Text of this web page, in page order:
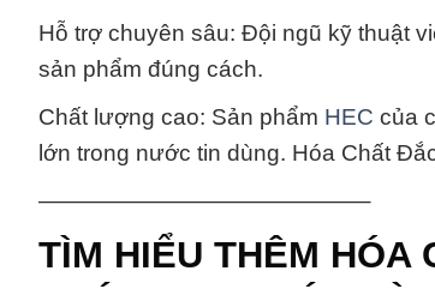
Hỗ trợ chuyên sâu: Đội ngũ kỹ thuật
sản phẩm đúng cách.
Chất lượng cao: Sản phẩm HEC của
lớn trong nước tin dùng. Hóa Chất
——————————————–
TÌM HIỂU THÊM HÓA